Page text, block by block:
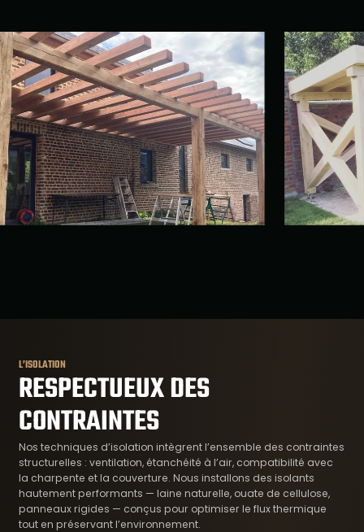
L’ISOLATION
RESPECTUEUX DES
CONTRAINTES
Nos techniques d’isolation intègrent l’ensemble des contraintes
structurelles : ventilation, étanchéité à l’air, compatibilité avec
la charpente et la couverture. Nous installons des isolants
hautement performants — laine naturelle, ouate de cellulose,
panneaux rigides — conçus pour optimiser le flux thermique
tout en préservant l’environnement.